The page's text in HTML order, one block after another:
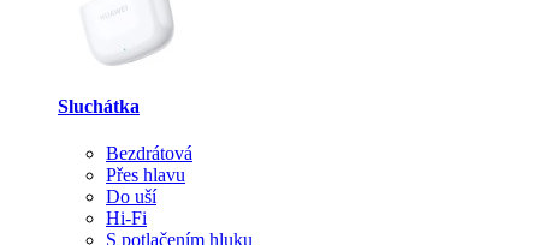
Sluchátka
Bezdrátová
Přes hlavu
Do uší
Hi-Fi
S potlačením hluku